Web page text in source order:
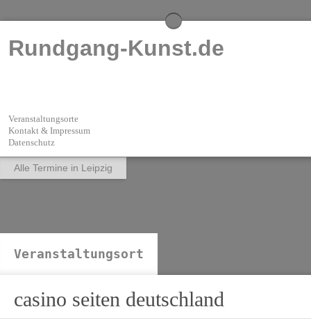
Rundgang-Kunst.de
Veranstaltungsorte
Kontakt & Impressum
Datenschutz
Alle Termine in Leipzig
Veranstaltungsort
casino seiten deutschland